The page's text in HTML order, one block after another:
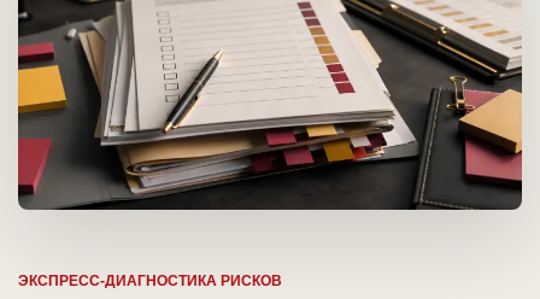
ЭКСПРЕСС-ДИАГНОСТИКА РИСКОВ